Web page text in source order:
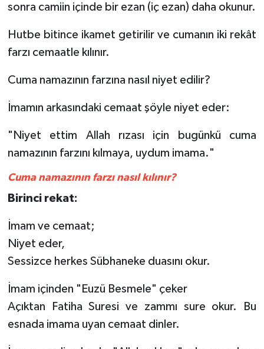
sonra camiin içinde bir ezan (iç ezan) daha okunur.
Hutbe bitince ikamet getirilir ve cumanın iki rekât
farzı cemaatle kılınır.
Cuma namazının farzına nasıl niyet edilir?
İmamın arkasındaki cemaat şöyle niyet eder:
"Niyet ettim Allah rızası için bugünkü cuma
namazının farzını kılmaya, uydum imama."
Cuma namazının farzı nasıl kılınır?
Birinci rekat:
İmam ve cemaat;
Niyet eder,
Sessizce herkes Sübhaneke duasını okur.
İmam içinden "Euzü Besmele" çeker
Açıktan Fatiha Suresi ve zammı sure okur. Bu
esnada imama uyan cemaat dinler.
Niğde Müftülüğü
Sakarya Müftülüğü
Samsun Müftülüğü
Sinop Müftülüğü
Şanlıurfa Müftülüğü
Şırnak Müftülüğü